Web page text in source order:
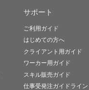
サポート
ご利用ガイド
はじめての方へ
クライアント用ガイド
ワーカー用ガイド
スキル販売ガイド
仕事受発注ガイドライン